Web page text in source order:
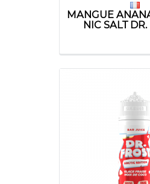
MANGUE
NIC SALT DR.